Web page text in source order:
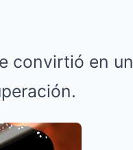
convirtió en un